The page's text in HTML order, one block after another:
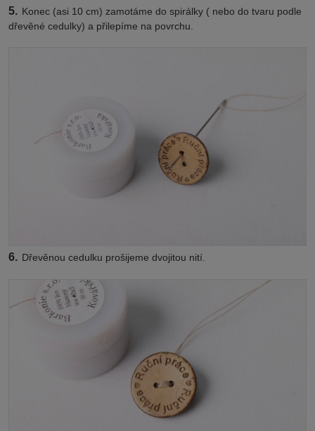
5. Konec (asi 10 cm) zamotáme do spirálky ( nebo do tvaru podle
dřevěné cedulky) a přilepíme na povrchu.
6. Dřevěnou cedulku prošijeme dvojitou nití.